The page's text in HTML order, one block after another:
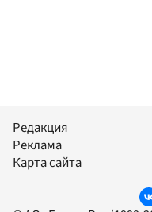
Редакция
Реклама
Карта сайта